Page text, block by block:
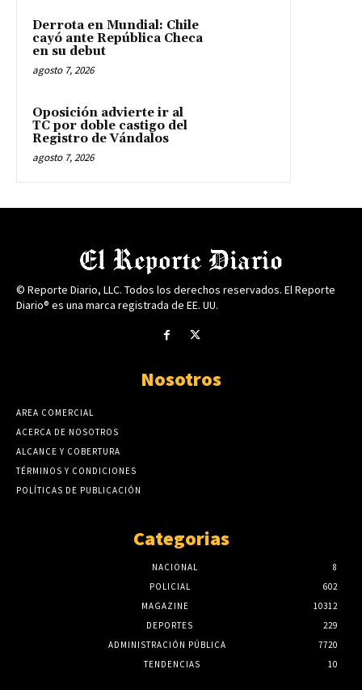
Derrota en Mundial: Chile
cayó ante República Checa
en su debut
agosto 7, 2026
Oposición advierte ir al
TC por doble castigo del
Registro de Vándalos
agosto 7, 2026
© Reporte Diario, LLC. Todos los derechos reservados. El Reporte
Diario® es una marca registrada de EE. UU.
Nosotros
AREA COMERCIAL
ACERCA DE NOSOTROS
ALCANCE Y COBERTURA
TÉRMINOS Y CONDICIONES
POLÍTICAS DE PUBLICACIÓN
Categorias
NACIONAL
8
POLICIAL
602
MAGAZINE
10312
DEPORTES
229
ADMINISTRACIÓN PÚBLICA
7720
TENDENCIAS
10